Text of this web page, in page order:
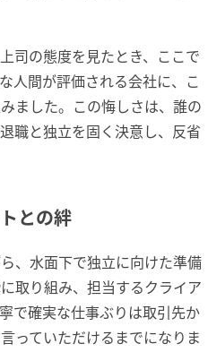
司の態度を見たとき、ここで
人間が評価される会社に、こ
ました。この悔しさは、誰の
職と独立を固く決意し、反省
との絆
、水面下で独立に向けた準備
取り組み、担当するクライア
で確実な仕事ぶりは取引先か
っていただけるまでになりま